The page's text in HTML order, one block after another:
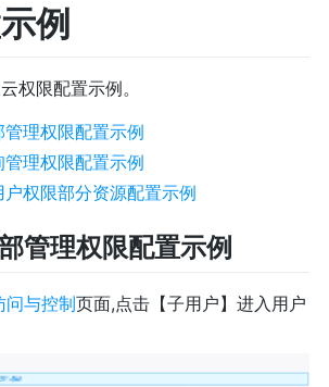
例
权限配置示例。
理权限配置示例
理权限配置示例
权限部分资源配置示例
管理权限配置示例
问与控制页面,点击【子用户】进入用户